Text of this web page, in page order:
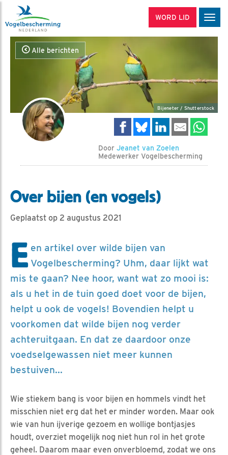
WORD LID
Alle berichten
Bijeneter / Shutterstock
Door Jeanet van Zoelen
Medewerker Vogelbescherming
Over bijen (en vogels)
Geplaatst op 2 augustus 2021
E en artikel over wilde bijen van
Vogelbescherming? Uhm, daar lijkt wat
mis te gaan? Nee hoor, want wat zo mooi is:
als u het in de tuin goed doet voor de bijen,
helpt u ook de vogels! Bovendien helpt u
voorkomen dat wilde bijen nog verder
achteruitgaan. En dat ze daardoor onze
voedselgewassen niet meer kunnen
bestuiven...
Wie stiekem bang is voor bijen en hommels vindt het
misschien niet erg dat het er minder worden. Maar ook
wie van hun ijverige gezoem en wollige bontjasjes
houdt, overziet mogelijk nog niet hun rol in het grote
geheel. Daarom maar even onverbloemd, zodat we ons